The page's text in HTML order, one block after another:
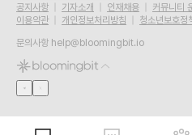
공지사항 기자소개 인재채용
커뮤니티
이용약관
개인정보처리방침 청소년보호정
문의사항 help@bloomingbit.io